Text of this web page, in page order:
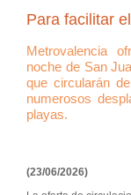
Para facilitar
Metrovalencia
noche de San
que circularán
numerosos
playas.
(23/06/2026)